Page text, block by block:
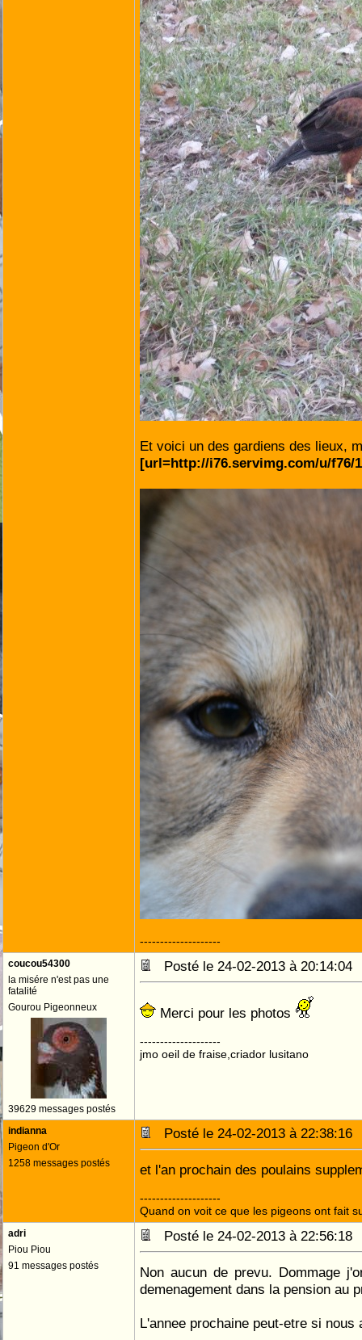
Et voici un des gardiens des lieux,
[url=http://i76.servimg.com/u/f76/
--------------------
coucou54300
la misére n'est pas une
fatalité
Gourou Pigeonneux
39629 messages postés
Posté le 24-02-2013 à
Merci pour les photos
--------------------
jmo oeil de fraise,criador lusitano
indianna
Pigeon d'Or
1258 messages postés
Posté le 24-02-2013 à
et l'an prochain des poulains
--------------------
Quand on voit ce que les pigeons ont fait
adri
Piou Piou
91 messages postés
Posté le 24-02-2013 à
Non aucun de prevu. Dommage
demenagement dans la pension au
L'annee prochaine peut-etre si